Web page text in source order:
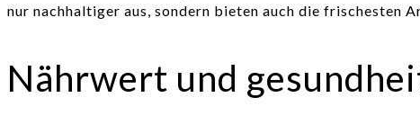
nur nachhaltiger aus, sondern bieten auch die frischesten
Nährwert und